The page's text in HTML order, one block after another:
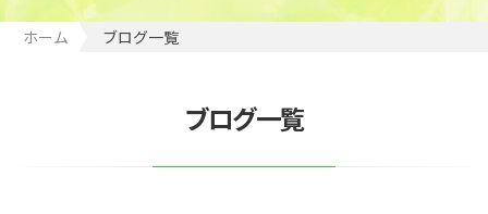
ホーム ブログ一覧
ブログ一覧